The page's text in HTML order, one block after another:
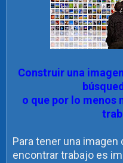
Construir una
o que por lo menos
Para tener una imagen
encontrar trabajo es